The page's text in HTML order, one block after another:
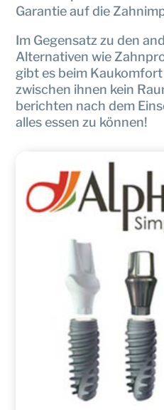
Garantie auf die
Im Gegensatz zu den
Alternativen wie
gibt es beim Kaukomfort
zwischen ihnen kein
berichten nach dem
alles essen zu können!